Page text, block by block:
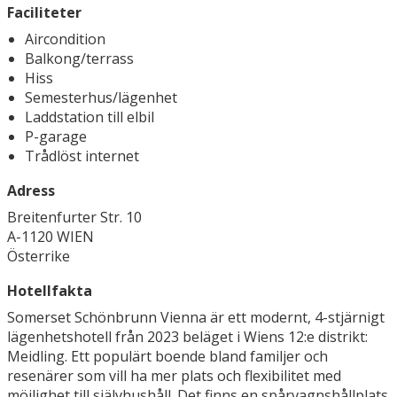
Faciliteter
Aircondition
Balkong/terrass
Hiss
Semesterhus/lägenhet
Laddstation till elbil
P-garage
Trådlöst internet
Adress
Breitenfurter Str. 10
A-1120 WIEN
Österrike
Hotellfakta
Somerset Schönbrunn Vienna är ett modernt, 4-stjärnigt
lägenhetshotell från 2023 beläget i Wiens 12:e distrikt:
Meidling. Ett populärt boende bland familjer och
resenärer som vill ha mer plats och flexibilitet med